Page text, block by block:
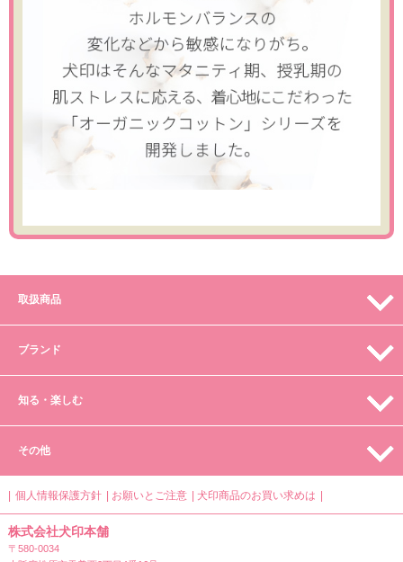
取扱商品
ブランド
知る・楽しむ
その他
個人情報保護方針 お願いとご注意 犬印商品のお買い求めは
株式会社犬印本舗
〒580-0034